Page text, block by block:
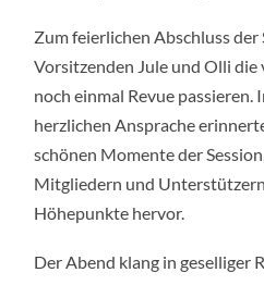
Zum feierlichen Abschluss der
Vorsitzenden Jule und Olli die
noch einmal Revue passieren.
herzlichen Ansprache
schönen Momente der
Mitgliedern und
Höhepunkte hervor.
Der Abend klang in geselliger